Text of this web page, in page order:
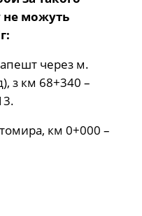
не можуть
через м.
з км 68+340 –
км 0+000 –